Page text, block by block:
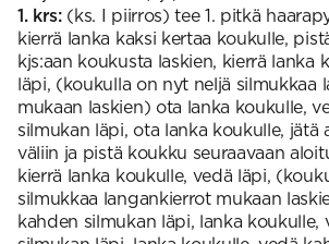
1. krs: (ks. I piirros) tee 1. pitkä
kierrä lanka kaksi kertaa koukulle,
kjs:aan koukusta laskien, kierrä lanka
läpi, (koukulla on nyt neljä silmukkaa
mukaan laskien) ota lanka koukulle,
silmukan läpi, ota lanka koukulle, jätä
väliin ja pistä koukku seuraavaan
kierrä lanka koukulle, vedä läpi,
silmukkaa langankierrot mukaan
kahden silmukan läpi, lanka koukulle,